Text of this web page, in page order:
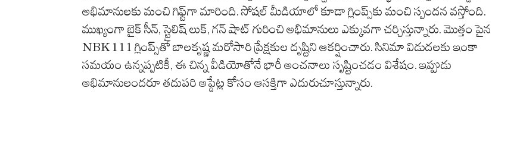
అభిమానులకు మంచి గిఫ్ట్‌గా మారింది. సోషల్ మీడియాలో కూడా గ్లింప్స్‌కు మంచి స్పందన వస్తోంది.
ముఖ్యంగా బైక్ సీన్, స్టైలిష్ లుక్, గన్ షాట్ గురించి అభిమానులు ఎక్కువగా చర్చిస్తున్నారు. మొత్తం పైన
NBK111 గ్లింప్స్‌తో బాలకృష్ణ మరోసారి ప్రేక్షకుల దృష్టిని ఆకర్షించారు. సినిమా విడుదలకు ఇంకా
సమయం ఉన్నప్పటికీ, ఈ చిన్న వీడియోతోనే భారీ అంచనాలు సృష్టించడం విశేషం. ఇప్పుడు
అభిమానులందరూ తదుపరి అప్డేట్ల కోసం ఆసక్తిగా ఎదురుచూస్తున్నారు.